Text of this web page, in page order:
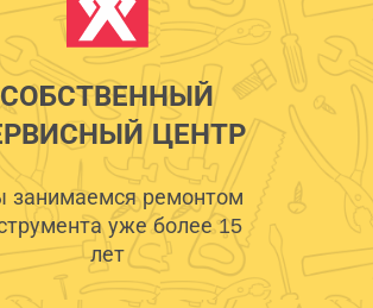
СОБСТВЕННЫЙ
ЦЕНТР
ремонтом
уже более 15
лет